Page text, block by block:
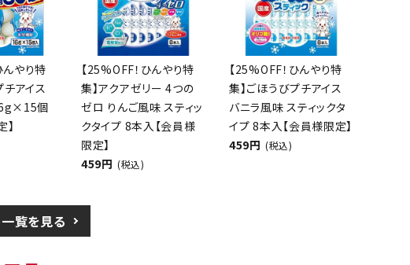
んやり特
チアイス
個
】
【25%OFF！ひんやり特
集】アクアゼリー 4つの
ゼロ りんご風味 スティッ
クタイプ 8本入【会員様
限定】
459円 (税込)
【25%OFF！ひんやり特
集】ごほうびプチアイス
バニラ風味 スティックタ
イプ 8本入【会員様限定】
459円 (税込)
覧を見る